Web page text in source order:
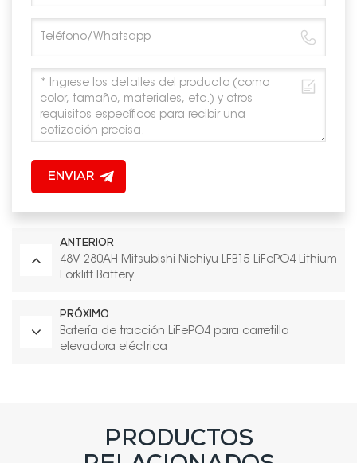
ENVIAR
ANTERIOR
48V 280AH Mitsubishi Nichiyu LFB15 LiFePO4 Lithium
Forklift Battery
PRÓXIMO
Batería de tracción LiFePO4 para carretilla
elevadora eléctrica
PRODUCTOS